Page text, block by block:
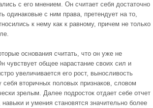
с его мнением. Он считает себя достаточно
одинаковые с ним права, претендует на то,
к нему как к равному, причем не только
основания считать, что он уже не
чувствует общее нарастание своих сил и
увеличивается его рост, выносливость
себя вторичных половых признаков, словом
зрелым. Далее подросток отдает себе отчет
навыки и умения становятся значительно более